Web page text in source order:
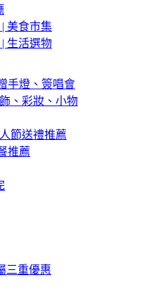
美食市集
生活選物
手燈、簽唱會
、彩妝、小物
節送禮推薦
推薦
三重優惠